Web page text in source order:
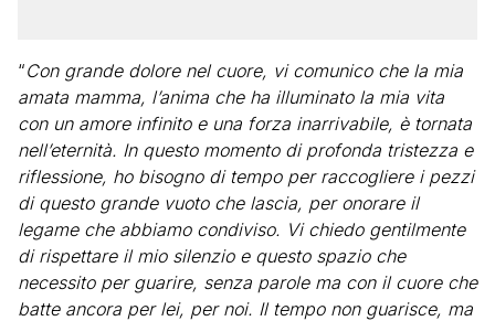
“Con grande dolore nel cuore, vi comunico che la mia
amata mamma, l’anima che ha illuminato la mia vita
con un amore infinito e una forza inarrivabile, è tornata
nell’eternità. In questo momento di profonda tristezza e
riflessione, ho bisogno di tempo per raccogliere i pezzi
di questo grande vuoto che lascia, per onorare il
legame che abbiamo condiviso. Vi chiedo gentilmente
di rispettare il mio silenzio e questo spazio che
necessito per guarire, senza parole ma con il cuore che
batte ancora per lei, per noi. Il tempo non guarisce, ma